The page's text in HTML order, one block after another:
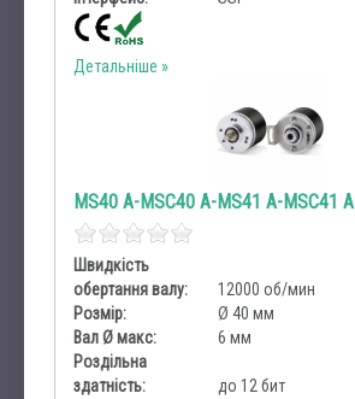
Детальніше
MS40 A-MSC40 A-MS41 A-MSC41 A
Швидкість
обертання валу:
12000 об/мин
Розмір:
Ø 40 мм
Вал Ø макс:
6 мм
Роздільна
здатність:
до 12 бит